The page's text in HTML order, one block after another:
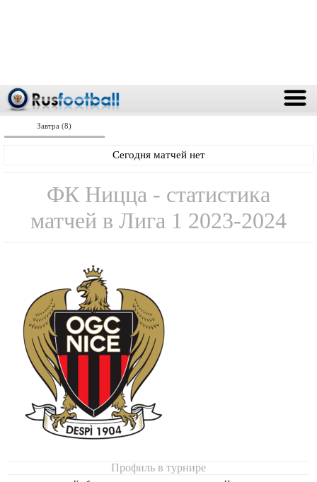
Завтра (8)
Сегодня матчей нет
ФК Ницца - статистика
матчей в Лига 1 2023-2024
Профиль в турнире